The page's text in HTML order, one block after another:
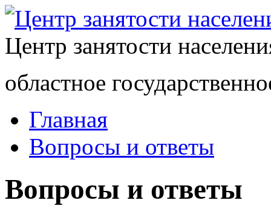
Центр занятости
областное
Главная
Вопросы и ответы
Вопросы и ответы